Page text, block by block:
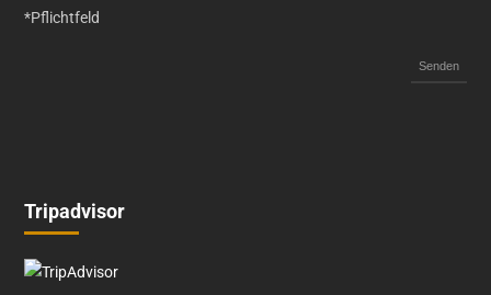
*Pflichtfeld
Tripadvisor